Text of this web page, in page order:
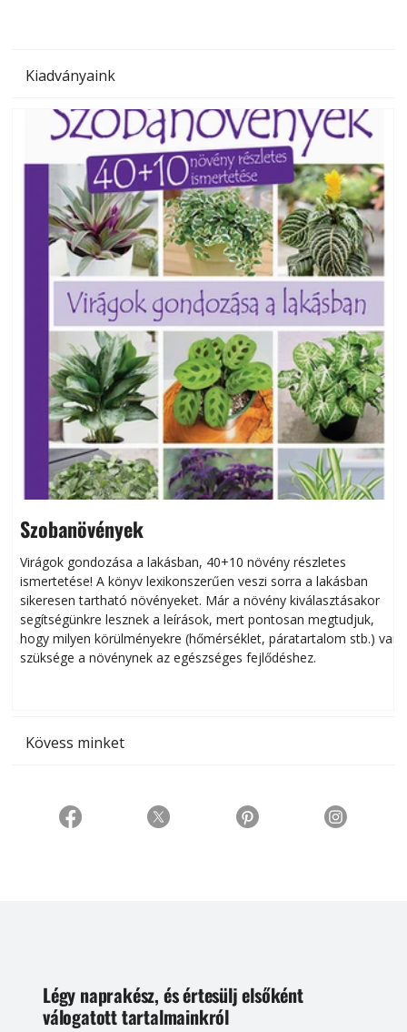
Kiadványaink
Szobanövények
Virágok gondozása a lakásban, 40+10 növény részletes
ismertetése! A könyv lexikonszerűen veszi sorra a lakásban
sikeresen tart­ha­tó növényeket. Már a növény kiválasztásakor
segítségünkre lesznek a leírások, mert pontosan megtudjuk,
hogy milyen körülményekre (hőmérséklet, páratartalom stb.) van
szüksége a növénynek az egészséges fejlődéshez.
Kövess minket
Légy naprakész, és értesülj elsőként
válogatott tartalmainkról